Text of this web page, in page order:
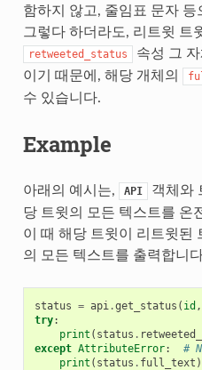
함하지 않고, 줄임표 문자
그렇다 하더라도, 리트윗 트
retweeted_status
속성 그
이기 때문에, 해당 개체의
수 있습니다.
Example
아래의 예시는, API 객체와
당 트윗의 모든 텍스트를 온
이 때 해당 트윗이 리트윗된
의 모든 텍스트를 출력합니
status = api.get_status ( id ,
try:
print ( status .
except AttributeError:
#
print ( status . full_text )